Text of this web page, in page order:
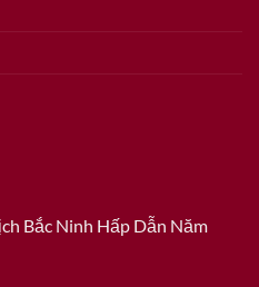
Bắc Ninh Hấp Dẫn Năm